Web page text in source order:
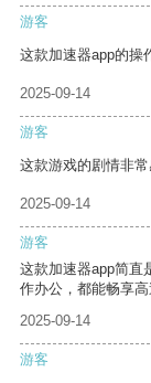
游客
这款加速器app的操
2025-09-14
游客
这款游戏的剧情非常
2025-09-14
游客
这款加速器app简直
作办公，都能畅享
2025-09-14
游客